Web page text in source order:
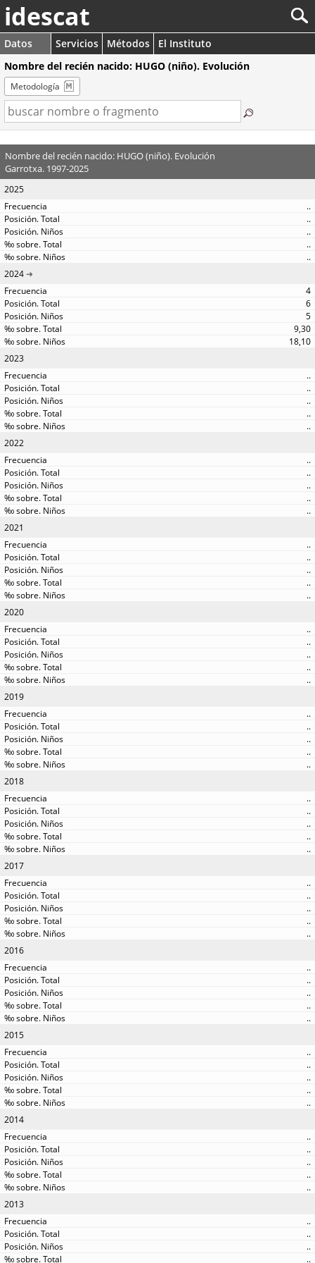
idescat
Datos Servicios Métodos
El Instituto
Nombre del recién nacido: HUGO (niño). Evolución
Metodología
Nombre del recién nacido: HUGO (niño). Evolución
Garrotxa. 1997-2025
2025
..
..
..
..
..
2024
4
6
5
9,30
18,10
2023
..
..
..
..
..
2022
..
..
..
..
..
2021
..
..
..
..
..
2020
..
..
..
..
..
2019
..
..
..
..
..
2018
..
..
..
..
..
2017
..
..
..
..
..
2016
..
..
..
..
..
2015
..
..
..
..
..
2014
..
..
..
..
..
2013
..
..
..
..